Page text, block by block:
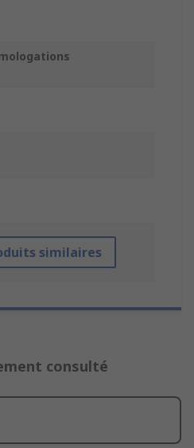
similaires
consulté